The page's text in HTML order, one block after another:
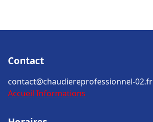
Contact
contact@chaudiereprofessionnel-02.fr
Accueil Informations